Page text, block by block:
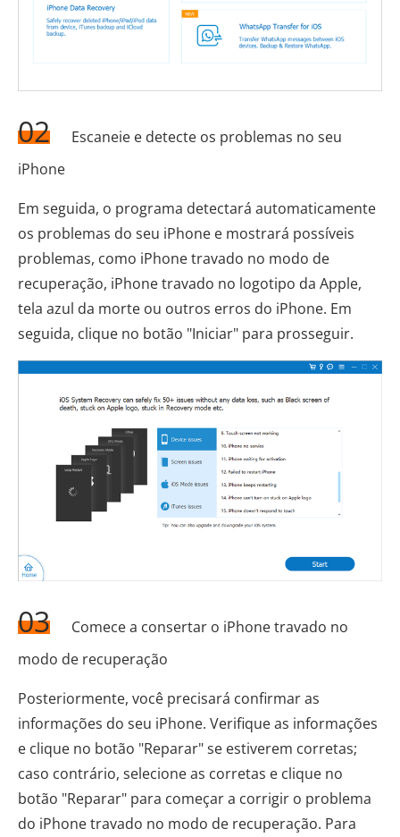
02
Escaneie e detecte os problemas no seu
iPhone
Em seguida, o programa detectará automaticamente
os problemas do seu iPhone e mostrará possíveis
problemas, como iPhone travado no modo de
recuperação, iPhone travado no logotipo da Apple,
tela azul da morte ou outros erros do iPhone. Em
seguida, clique no botão "Iniciar" para prosseguir.
03
Comece a consertar o iPhone travado no
modo de recuperação
Posteriormente, você precisará confirmar as
informações do seu iPhone. Verifique as informações
e clique no botão "Reparar" se estiverem corretas;
caso contrário, selecione as corretas e clique no
botão "Reparar" para começar a corrigir o problema
do iPhone travado no modo de recuperação. Para